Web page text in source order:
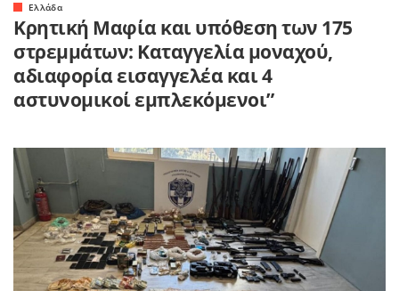
Ελλάδα
Κρητική Μαφία και υπόθεση των 175
στρεμμάτων: Καταγγελία μοναχού,
αδιαφορία εισαγγελέα και 4
αστυνομικοί εμπλεκόμενοι”